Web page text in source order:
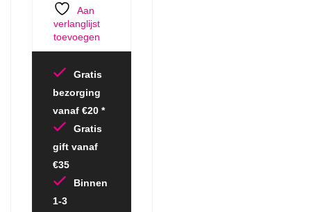
Aan
verlanglijst
toevoegen
Gratis
bezorging
vanaf €20 *
Gratis
gift vanaf
€35
Binnen
1-3